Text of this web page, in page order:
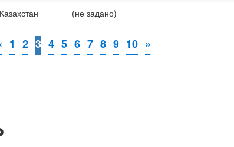
(не задано)
1 2 3 4 5 6 7 8 9 10 »